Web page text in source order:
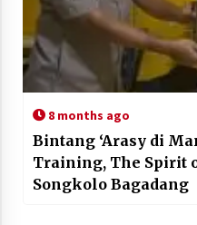
8 months ago
Bintang ‘Arasy di
Training, The Spirit
Songkolo Bagadang